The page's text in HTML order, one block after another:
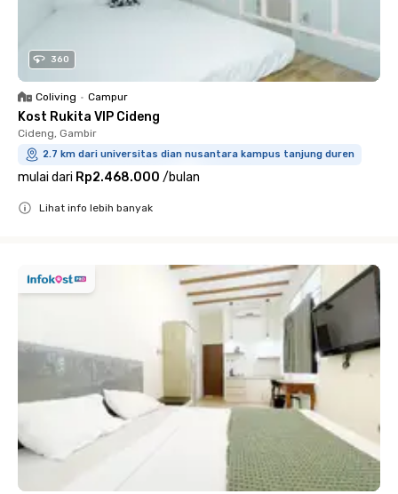
360
Coliving • Campur
Kost Rukita VIP Cideng
Cideng, Gambir
2.7 km dari universitas dian nusantara kampus tanjung duren
mulai dari Rp2.468.000 /bulan
Lihat info lebih banyak